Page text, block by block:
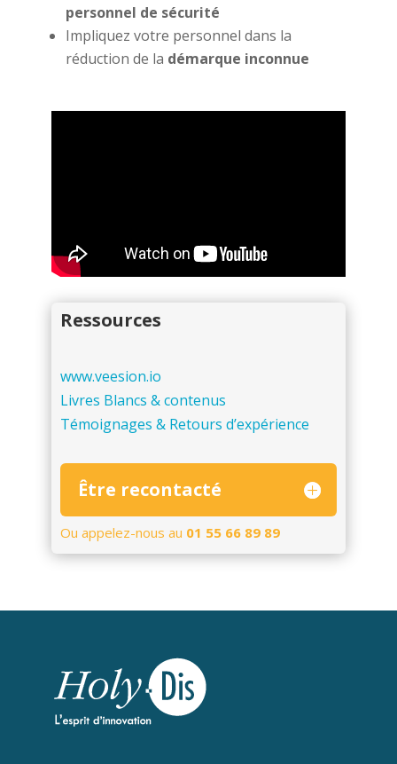
personnel de sécurité
Impliquez votre personnel dans la
réduction de la démarque inconnue
Ressources
www.veesion.io
Livres Blancs & contenus
Témoignages & Retours d’expérience
Être recontacté
Ou appelez-nous au 01 55 66 89 89